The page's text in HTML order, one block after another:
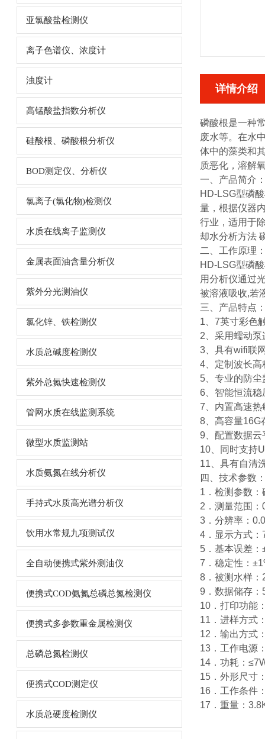
亚氯酸盐检测仪
离子色谱仪、浓度计
浊度计
高锰酸盐指数分析仪
硅酸根、磷酸根分析仪
BOD测定仪、分析仪
氯离子(氯化物)检测仪
水质在线离子监测仪
金属表面油含量分析仪
紫外分光测油仪
氯化锌、铁检测仪
水质总碱度检测仪
紫外总氮快速检测仪
管网水质在线监测系统
微型水质监测站
水质氨氮在线分析仪
手持式水质高光谱分析仪
饮用水常规九项测试仪
全自动便携式紫外测油仪
便携式COD氨氮总磷总氮检测仪
便携式多参数重金属检测仪
总磷总氮检测仪
便携式COD测定仪
水质总硬度检测仪
详情介绍
磷酸根是一种
废水等。在水
体中的藻类和
质恶化，溶解
一、产品简介
HD-LSG型磷
量，根据仪器
行业，适用于
却水分析方法
二、工作原理
HD-LSG型磷
用分析仪通过
被溶液吸收,若
三、产品特点
1、7英寸彩色
2、采用蠕动
3、具有wifi联
4、定制波长
5、专业的防
6、智能恒流稳
7、内置高速热
8、高容量16G
9、配置数据云
10、同时支持
11、具有自清
四、技术参数
1．检测参数：
2．测量范围
3．分辨率：
4．显示方式：
5．基本误差：
7．稳定性：
8．被测水样
9．数据储存：
10．打印功能
11．进样方式
12．输出方式
13．工作电源
14．功耗：
15．外形尺寸
16．工作条件
17．重量：